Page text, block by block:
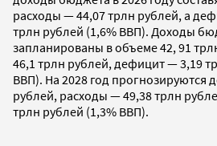
расходы — 44,07 трлн рублей, а
трлн рублей (1,6% ВВП). Доходы
запланированы в объеме 42, 91
46,1 трлн рублей, дефицит — 3,19
ВВП). На 2028 год прогнозируются
рублей, расходы — 49,38 трлн
трлн рублей (1,3% ВВП).